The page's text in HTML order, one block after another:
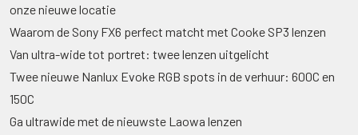
onze nieuwe locatie
Waarom de Sony FX6 perfect matcht met Cooke SP3 lenzen
Van ultra-wide tot portret: twee lenzen uitgelicht
Twee nieuwe Nanlux Evoke RGB spots in de verhuur: 600C en
150C
Ga ultrawide met de nieuwste Laowa lenzen